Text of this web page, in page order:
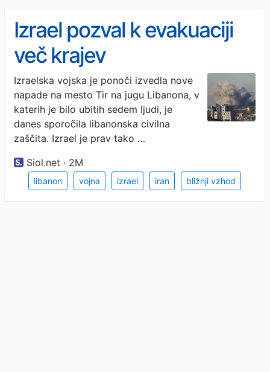
Izrael pozval k evakuaciji
več krajev
Izraelska vojska je ponoči izvedla nove
napade na mesto Tir na jugu Libanona, v
katerih je bilo ubitih sedem ljudi, je
danes sporočila libanonska civilna
zaščita. Izrael je prav tako …
Siol.net · 2M
libanon vojna izrael iran bližnji vzhod